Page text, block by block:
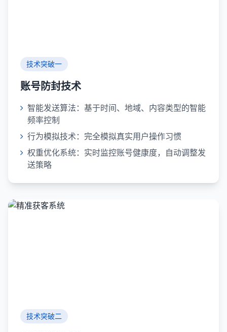
技术突破一
账号防封技术
智能发送算法：基于时间、地域、内容类型的智能
频率控制
行为模拟技术：完全模拟真实用户操作习惯
权重优化系统：实时监控账号健康度，自动调整发
送策略
技术突破二